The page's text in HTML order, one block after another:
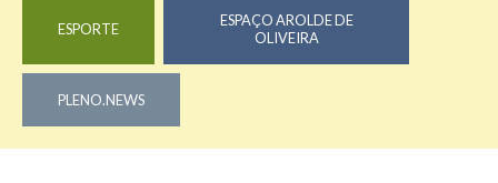
ESPORTE
ESPAÇO AROLDE DE
OLIVEIRA
PLENO.NEWS